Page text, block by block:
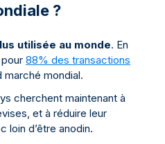
?
utilisée au monde. En
88% des transactions
marché mondial.
cherchent maintenant à
et à réduire leur
loin d’être anodin.